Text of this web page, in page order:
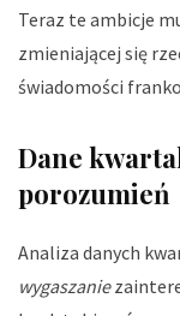
Teraz te ambicje
zmieniającej się
świadomości
Dane
porozumień
Analiza danych
wygaszanie